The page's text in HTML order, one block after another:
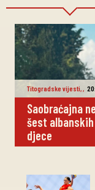
Titogradske vijesti,,
Saobraćajna
šest
djece